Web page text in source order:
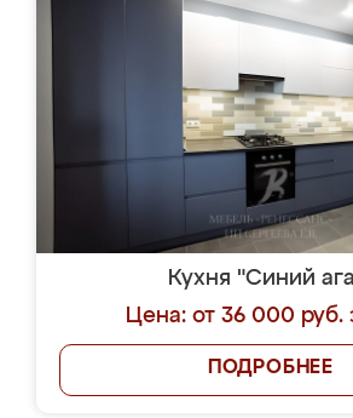
Кухня "Синий
Цена: от 36 000 руб.
ПОДРОБНЕЕ